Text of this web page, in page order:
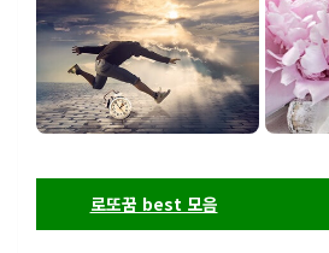
로또꿈 best 모음